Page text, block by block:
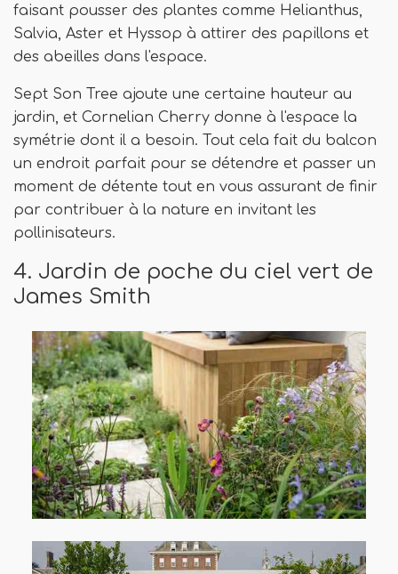
faisant pousser des plantes comme Helianthus,
Salvia, Aster et Hyssop à attirer des papillons et
des abeilles dans l'espace.
Sept Son Tree ajoute une certaine hauteur au
jardin, et Cornelian Cherry donne à l'espace la
symétrie dont il a besoin. Tout cela fait du balcon
un endroit parfait pour se détendre et passer un
moment de détente tout en vous assurant de finir
par contribuer à la nature en invitant les
pollinisateurs.
4. Jardin de poche du ciel vert de
James Smith